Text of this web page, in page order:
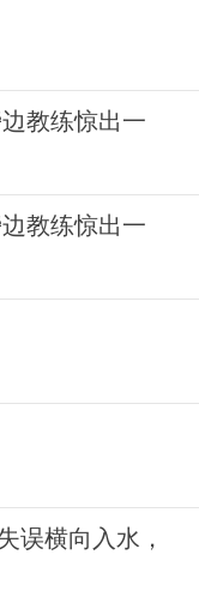
教练惊出一
教练惊出一
误横向入水，